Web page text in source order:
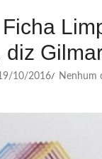
diz
10/2016/ Nenhum